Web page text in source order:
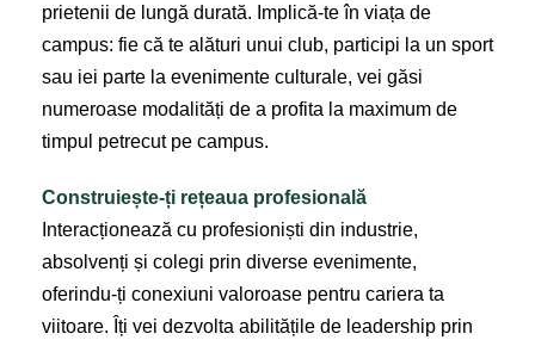
prietenii de lungă durată. Implică-te în viața de
campus: fie că te alături unui club, participi la un sport
sau iei parte la evenimente culturale, vei găsi
numeroase modalități de a profita la maximum de
timpul petrecut pe campus.
Construiește-ți rețeaua profesională
Interacționează cu profesioniști din industrie,
absolvenți și colegi prin diverse evenimente,
oferindu-ți conexiuni valoroase pentru cariera ta
viitoare. Îți vei dezvolta abilitățile de leadership prin